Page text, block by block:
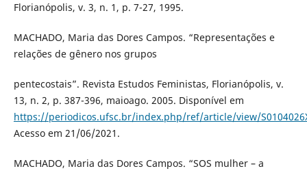
Florianópolis, v. 3, n. 1, p. 7-27, 1995.
MACHADO, Maria das Dores Campos. “Representações e
relações de gênero nos grupos
pentecostais”. Revista Estudos Feministas, Florianópolis, v.
13, n. 2, p. 387-396, maioago. 2005. Disponível em
https://periodicos.ufsc.br/index.php/ref/article/view/
Acesso em 21/06/2021.
MACHADO, Maria das Dores Campos. “SOS mulher – a